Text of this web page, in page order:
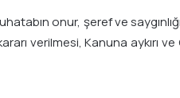
onur, şeref ve
verilmesi, Kanuna aykırı ve